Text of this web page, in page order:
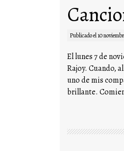
Publicado el10
El lunes 7 de
Rajoy. Cuando,
uno de mis
brillante.